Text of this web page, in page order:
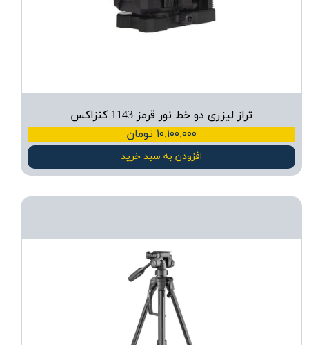
تراز لیزری دو خط نور قرمز 1143 کنزاکس
۱۰,۱۰۰,۰۰۰ تومان
افزودن به سبد خرید